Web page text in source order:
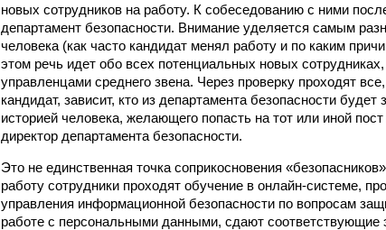
новых сотрудников на работу. К собеседованию с ними
департамент безопасности. Внимание уделяется самым
человека (как часто кандидат менял работу и по каким
этом речь идет обо всех потенциальных новых
управленцами среднего звена. Через проверку проходят
кандидат, зависит, кто из департамента безопасности
историей человека, желающего попасть на тот или иной
директор департамента безопасности.
Это не единственная точка соприкосновения
работу сотрудники проходят обучение в онлайн-системе,
управления информационной безопасности по вопросам
работе с персональными данными, сдают